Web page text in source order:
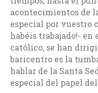
acontecimientos de
especial por vuestro
habéis trabajado!- en
católico, se han
baricentro es la
hablar de la Santa
especial del papel